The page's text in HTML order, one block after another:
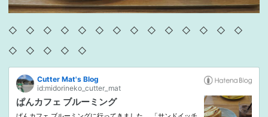
◇ ◇ ◇ ◇ ◇ ◇ ◇ ◇ ◇ ◇ ◇ ◇ ◇ ◇
◇ ◇ ◇ ◇ ◇